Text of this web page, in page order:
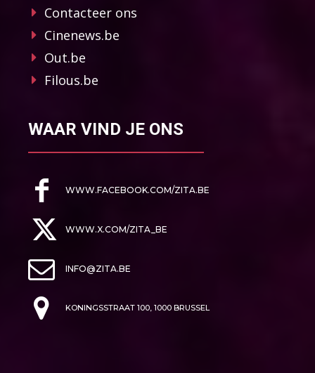
Contacteer ons
Cinenews.be
Out.be
Filous.be
WAAR VIND JE ONS
WWW.FACEBOOK.COM/ZITA.BE
WWW.X.COM/ZITA_BE
INFO@ZITA.BE
KONINGSSTRAAT 100, 1000 BRUSSEL